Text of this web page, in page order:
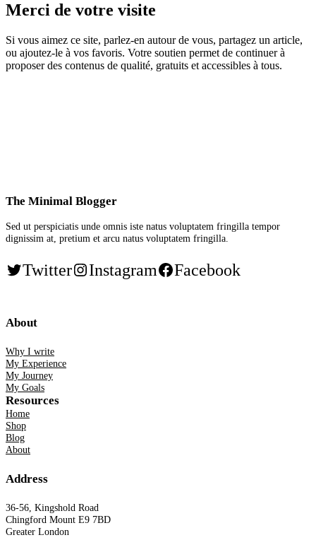
Merci de votre visite
Si vous aimez ce site, parlez-en autour de vous, partagez un article,
ou ajoutez-le à vos favoris. Votre soutien permet de continuer à
proposer des contenus de qualité, gratuits et accessibles à tous.
The Minimal Blogger
Sed ut perspiciatis unde omnis iste natus voluptatem fringilla tempor
dignissim at, pretium et arcu natus voluptatem fringilla.
Twitter Instagram Facebook
About
Why I write
My Experience
My Journey
My Goals
Resources
Home
Shop
Blog
About
Address
36-56, Kingshold Road
Chingford Mount E9 7BD
Greater London